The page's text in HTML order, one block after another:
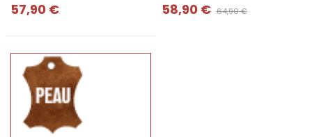
57,90 € 58,90 € 64,90 €